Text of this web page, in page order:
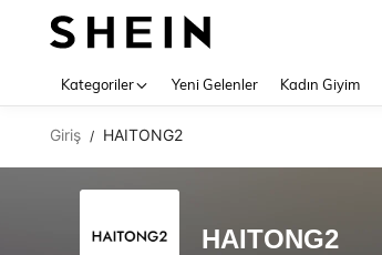
Kategoriler Yeni Gelenler Kadın Giyim
Giriş / HAITONG2
HAITONG2